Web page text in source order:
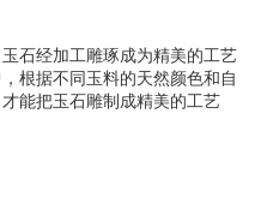
石经加工雕琢成为精美的工艺
根据不同玉料的天然颜色和自
才能把玉石雕制成精美的工艺